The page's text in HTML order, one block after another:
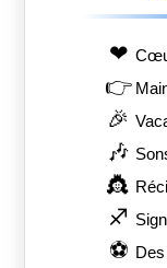
❤
👉
🎉
🎶
👸
♐
⚽